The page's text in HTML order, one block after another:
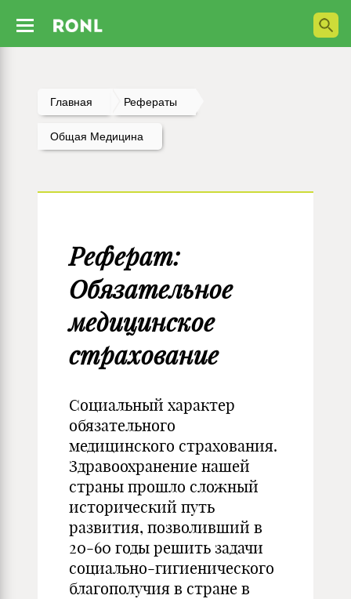
Главная Рефераты
Общая Медицина
Реферат:
Обязательное
медицинское
страхование
Социальный характер
обязательного
медицинского страхования.
Здравоохранение нашей
страны прошло сложный
исторический путь
развития, позволивший в
20-60 годы решить задачи
социально-гигиенического
благополучия в стране в